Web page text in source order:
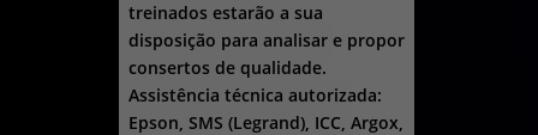
treinados estarão a sua
disposição para analisar e propor
consertos de qualidade.
Assistência técnica autorizada:
Epson, SMS (Legrand), ICC, Argox,